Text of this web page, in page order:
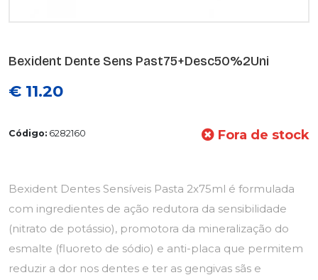
Bexident Dente Sens Past75+Desc50%2Uni
€ 11.20
Código: 6282160 Fora de stock
Bexident Dentes Sensíveis Pasta 2x75ml é formulada
com ingredientes de ação redutora da sensibilidade
(nitrato de potássio), promotora da mineralização do
esmalte (fluoreto de sódio) e anti-placa que permitem
reduzir a dor nos dentes e ter as gengivas sãs e